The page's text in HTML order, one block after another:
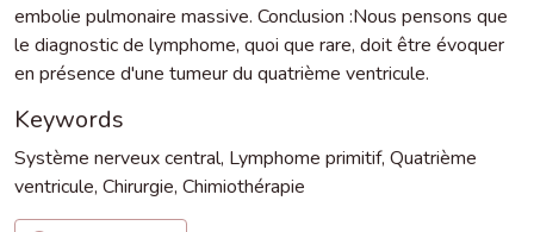
embolie pulmonaire massive. Conclusion :Nous pensons que
le diagnostic de lymphome, quoi que rare, doit être évoquer
en présence d'une tumeur du quatrième ventricule.
Keywords
Système nerveux central, Lymphome primitif, Quatrième
ventricule, Chirurgie, Chimiothérapie